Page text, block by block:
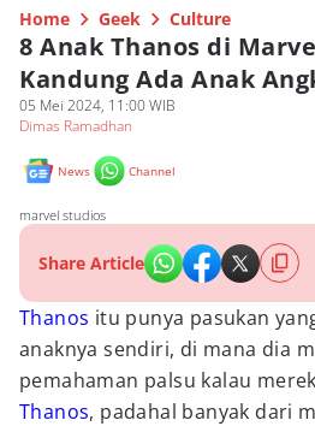
Home Geek Culture
8 Anak Thanos di
Kandung Ada Anak
05 Mei 2024, 11:00 WIB
Dimas Ramadhan
News Channel
marvel studios
Share Article
Thanos itu punya pasukan
anaknya sendiri, di mana dia
pemahaman palsu kalau
Thanos, padahal banyak dari